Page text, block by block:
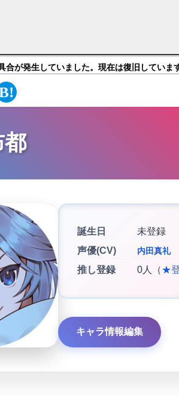
合が発生していました。現在は復旧していま
都
誕生日
未登録
声優(CV)
内田真礼
推し登録 0人（★
キャラ情報編集